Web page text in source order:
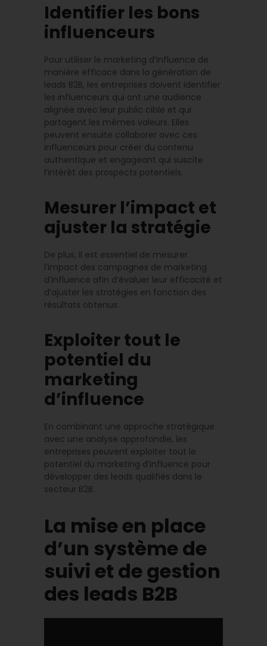
Identifier les bons
influenceurs
Pour utiliser le marketing d’influence de
manière efficace dans la génération de
leads B2B, les entreprises doivent identifier
les influenceurs qui ont une audience
alignée avec leur public cible et qui
partagent les mêmes valeurs. Elles
peuvent ensuite collaborer avec ces
influenceurs pour créer du contenu
authentique et engageant qui suscite
l’intérêt des prospects potentiels.
Mesurer l’impact et
ajuster la stratégie
De plus, il est essentiel de mesurer
l’impact des campagnes de marketing
d’influence afin d’évaluer leur efficacité et
d’ajuster les stratégies en fonction des
résultats obtenus.
Exploiter tout le
potentiel du
marketing
d’influence
En combinant une approche stratégique
avec une analyse approfondie, les
entreprises peuvent exploiter tout le
potentiel du marketing d’influence pour
développer des leads qualifiés dans le
secteur B2B.
La mise en place
d’un système de
suivi et de gestion
des leads B2B